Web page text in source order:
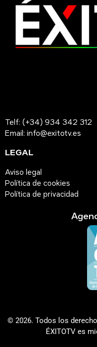
Telf: (+34) 934 342 312
Email: info@exitotv.es
LEGAL
Aviso legal
Política de cookies
Política de privacidad
© 2026. Todos los
ÉXITOTV es